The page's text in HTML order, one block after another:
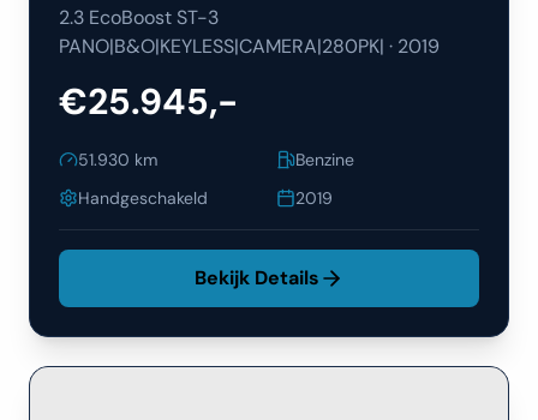
2.3 EcoBoost ST-3
PANO|B&O|KEYLESS|CAMERA|280PK| · 2019
€25.945,-
51.930 km
Benzine
Handgeschakeld
2019
Bekijk Details